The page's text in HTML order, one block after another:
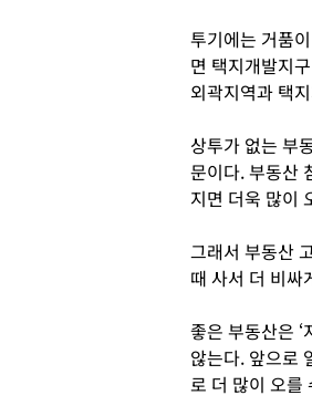
투기에는 거품
면 택지개발지
외곽지역과 택
상투가 없는 부
문이다. 부동산
지면 더욱 많이
그래서 부동산
때 사서 더 비싸
좋은 부동산은
않는다. 앞으로
로 더 많이 오를